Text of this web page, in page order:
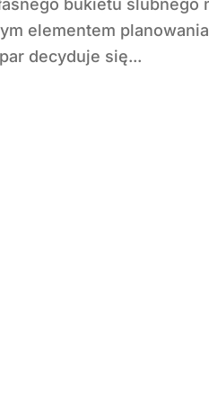
elementem planowania
decyduje się...